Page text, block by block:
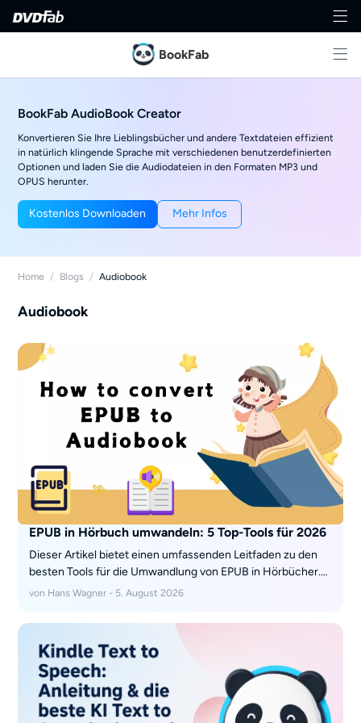
BookFab
BookFab AudioBook Creator
Konvertieren Sie Ihre Lieblingsbücher und andere Textdateien effizient
in natürlich klingende Sprache mit verschiedenen benutzerdefinierten
Optionen und laden Sie die Audiodateien in den Formaten MP3 und
OPUS herunter.
Kostenlos Downloaden Mehr Infos
Home / Blogs / Audiobook
Audiobook
EPUB in Hörbuch umwandeln: 5 Top-Tools für 2026
Dieser Artikel bietet einen umfassenden Leitfaden zu den
besten Tools für die Umwandlung von EPUB in Hörbücher.
Er behandelt verschiedene Softwareoptionen, darunter
einzigartige Funktionen, Anpassungsoptionen und
Einschränkungen hervor. Mit Schritt-für-Schritt-
Anleitungen für jedes Tool können Sie Ihr ePub mühelos in
spannende Hörbücher verwandeln.
von Hans Wagner - 5. August 2026